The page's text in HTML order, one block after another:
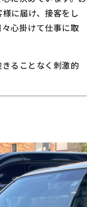
に届け、接客をし
心掛けて仕事に取
ることなく刺激的